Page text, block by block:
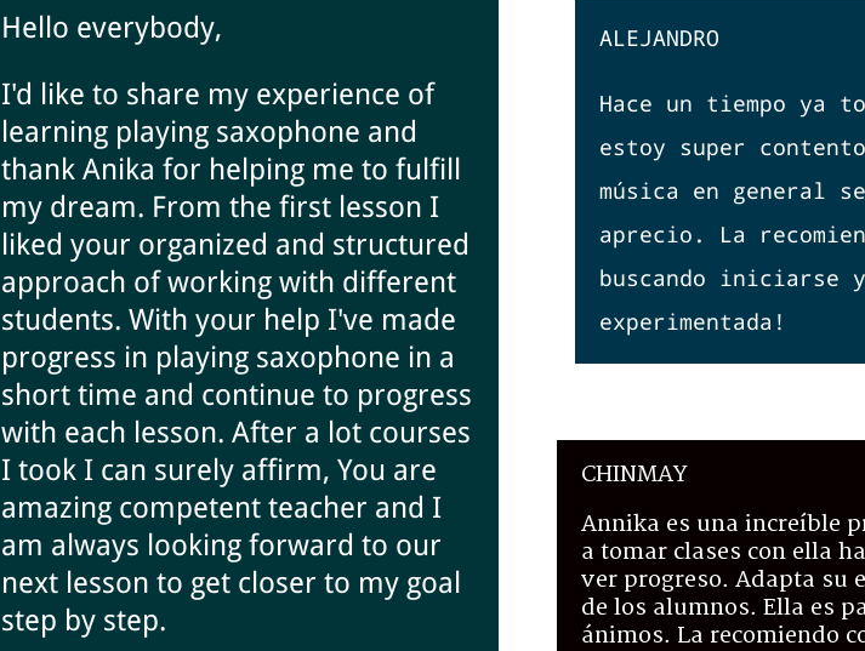
Hello everybody,
I'd like to share my experience of
learning playing saxophone and
thank Anika for helping me to fulfill
my dream. From the first lesson I
liked your organized and structured
approach of working with different
students. With your help I've made
progress in playing saxophone in a
short time and continue to progress
with each lesson. After a lot courses
I took I can surely affirm, You are
amazing competent teacher and I
am always looking forward to our
next lesson to get closer to my goal
step by step.
CHINMAY
Annika es una increíble
a tomar clases con ella
ver progreso. Adapta su
de los alumnos. Ella es
ánimos. La recomiendo
ALEJANDRO
Hace un tiempo ya
estoy super
música en general
aprecio. La
buscando iniciarse
experimentada!